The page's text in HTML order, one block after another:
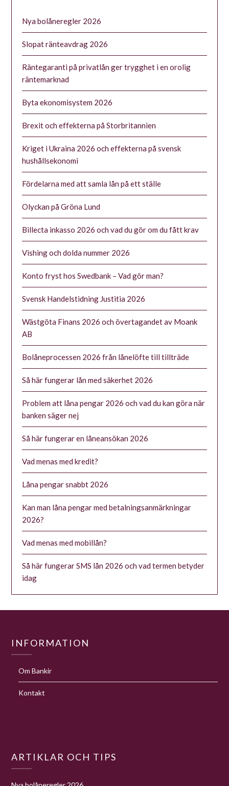
Nya bolåneregler 2026
Slopat ränteavdrag 2026
Räntegaranti på privatlån ger trygghet i en orolig
räntemarknad
Byta ekonomisystem 2026
Brexit och effekterna på Storbritannien
Kriget i Ukraina 2026 och effekterna på svensk
hushållsekonomi
Fördelarna med att samla lån på ett ställe
Olyckan på Gröna Lund
Billecta inkasso 2026 och vad du gör om du fått krav
Vishing och dolda nummer 2026
Konto fryst hos Swedbank – Vad gör man?
Svensk Handelstidning Justitia 2026
Wästgöta Finans 2026 och övertagandet av Moank
AB
Bolåneprocessen 2026 från lånelöfte till tillträde
Så här fungerar lån med säkerhet 2026
Problem att låna pengar 2026 och vad du kan göra när
banken säger nej
Så här fungerar en låneansökan 2026
Vad menas med kredit?
Låna pengar snabbt 2026
Kan man låna pengar med betalningsanmärkningar
2026?
Vad menas med mobillån?
Så här fungerar SMS lån 2026 och vad termen betyder
idag
INFORMATION
Om Bankir
Kontakt
ARTIKLAR OCH TIPS